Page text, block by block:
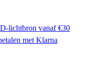
lichtbron vanaf €30
met Klarna